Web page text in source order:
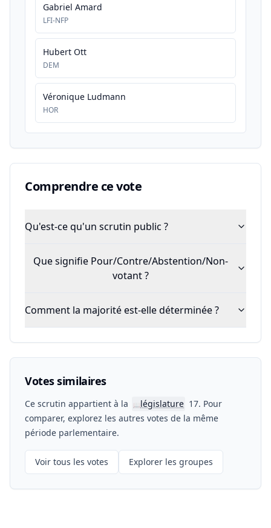
Gabriel Amard
LFI-NFP
Hubert Ott
DEM
Véronique Ludmann
HOR
Comprendre ce vote
Qu'est-ce qu'un scrutin public ?
Que signifie Pour/Contre/Abstention/Non-
votant ?
Comment la majorité est-elle déterminée ?
Votes similaires
Ce scrutin appartient à la 📖législature 17. Pour
comparer, explorez les autres votes de la même
période parlementaire.
Voir tous les votes Explorer les groupes